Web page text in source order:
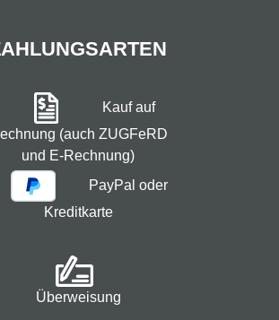
Kauf auf
(auch ZUGFeRD
und E-Rechnung)
PayPal oder
Kreditkarte
Überweisung